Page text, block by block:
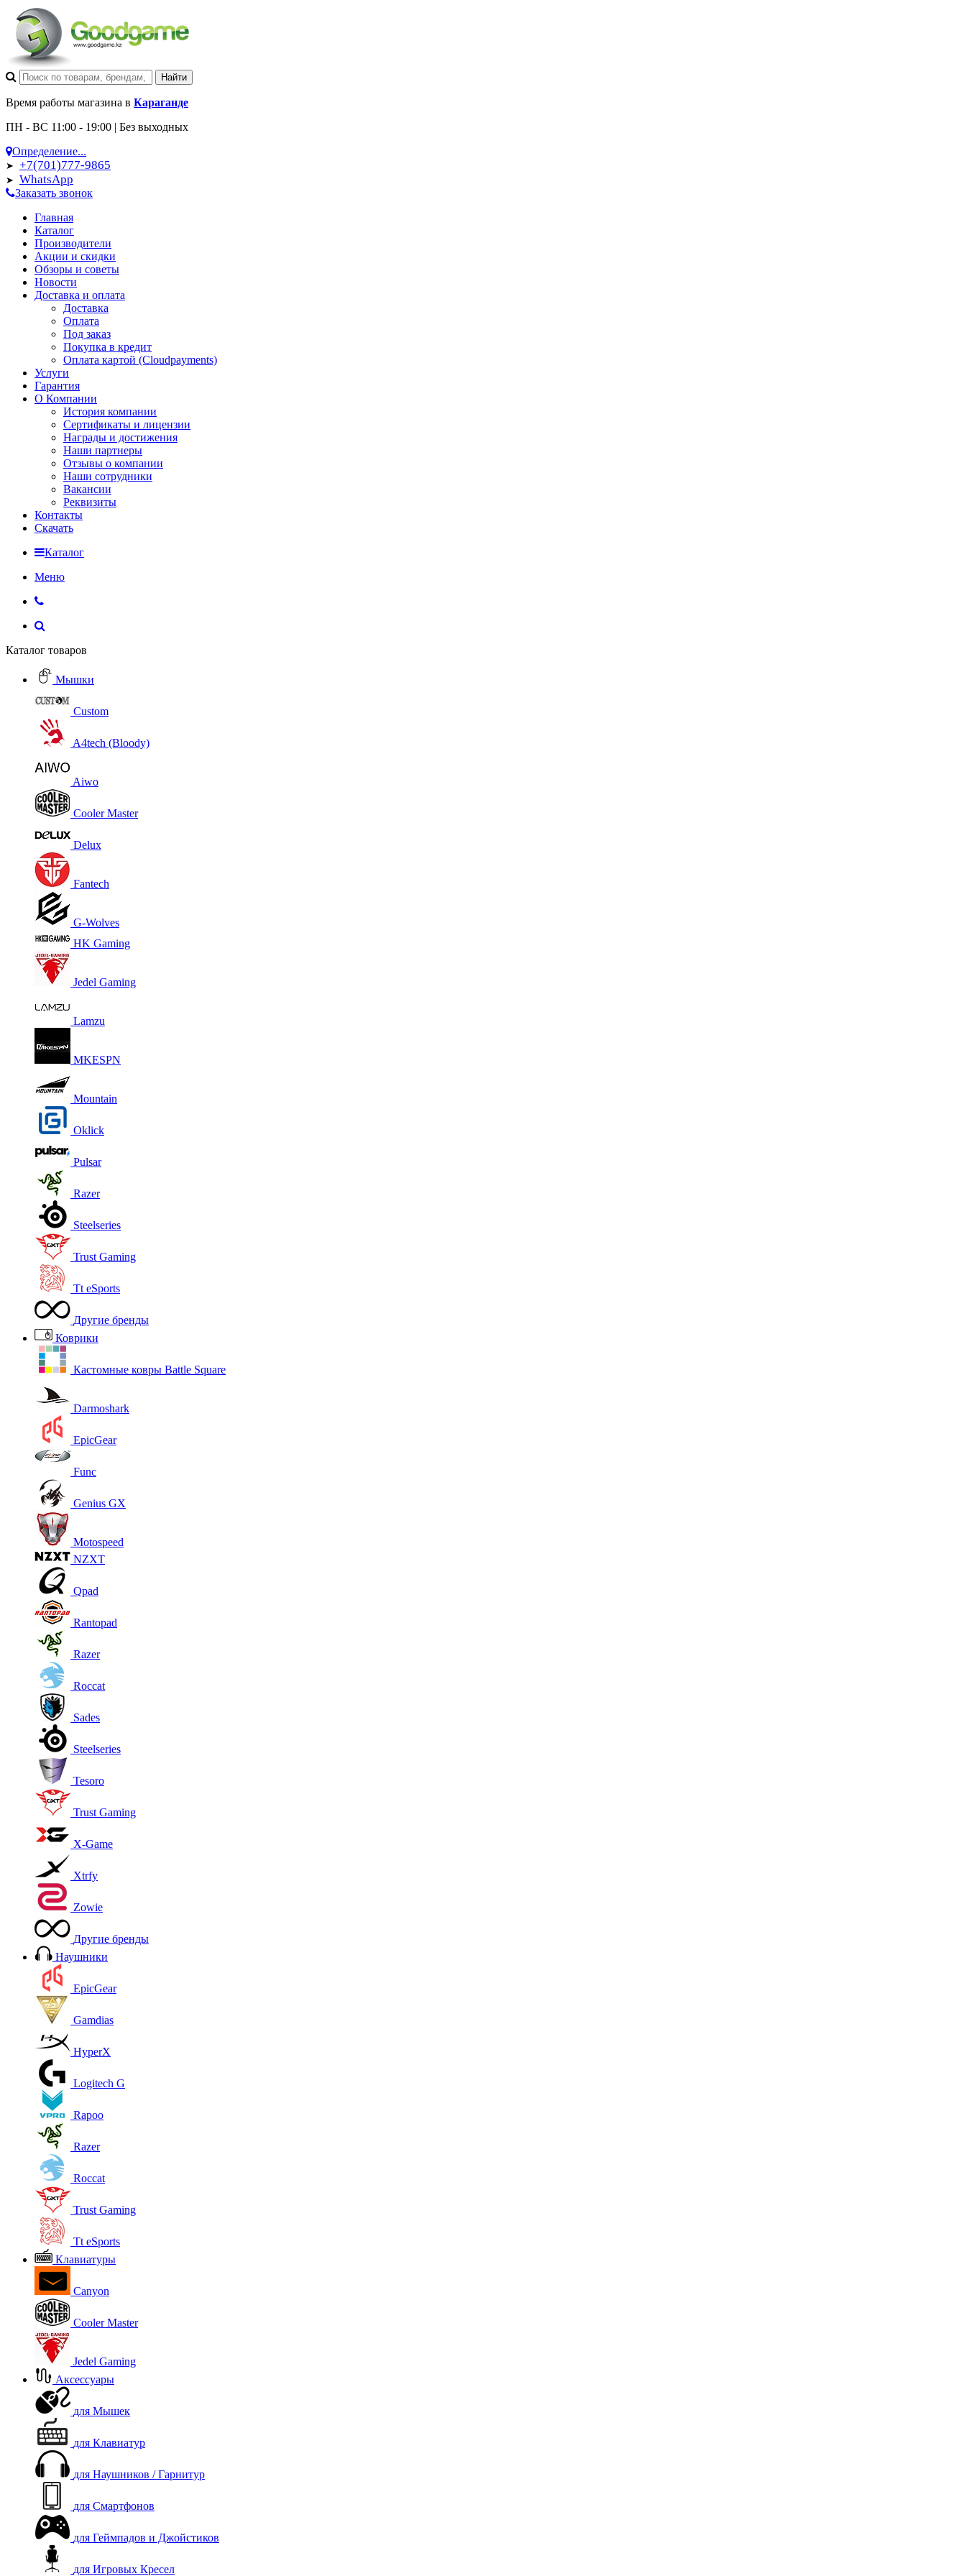
Время работы магазина в Караганде
ПН - ВС 11:00 - 19:00 | Без выходных
Определение...
➤ +7(701)777-9865
➤ WhatsApp
Заказать звонок
Главная
Каталог
Производители
Акции и скидки
Обзоры и советы
Новости
Доставка и оплата
Доставка
Оплата
Под заказ
Покупка в кредит
Оплата картой (Cloudpayments)
Услуги
Гарантия
О Компании
История компании
Сертификаты и лицензии
Награды и достижения
Наши партнеры
Отзывы о компании
Наши сотрудники
Вакансии
Реквизиты
Контакты
Скачать
Каталог
Меню
Каталог товаров
Мышки
Custom
A4tech (Bloody)
Aiwo
Cooler Master
Delux
Fantech
G-Wolves
HK Gaming
Jedel Gaming
Lamzu
MKESPN
Mountain
Oklick
Pulsar
Razer
Steelseries
Trust Gaming
Tt eSports
Другие бренды
Коврики
Кастомные ковры Battle Square
Darmoshark
EpicGear
Func
Genius GX
Motospeed
NZXT
Qpad
Rantopad
Razer
Roccat
Sades
Steelseries
Tesoro
Trust Gaming
X-Game
Xtrfy
Zowie
Другие бренды
Наушники
EpicGear
Gamdias
HyperX
Logitech G
Rapoo
Razer
Roccat
Trust Gaming
Tt eSports
Клавиатуры
Canyon
Cooler Master
Jedel Gaming
Аксессуары
для Мышек
для Клавиатур
для Наушников / Гарнитур
для Смартфонов
для Геймпадов и Джойстиков
для Игровых Кресел